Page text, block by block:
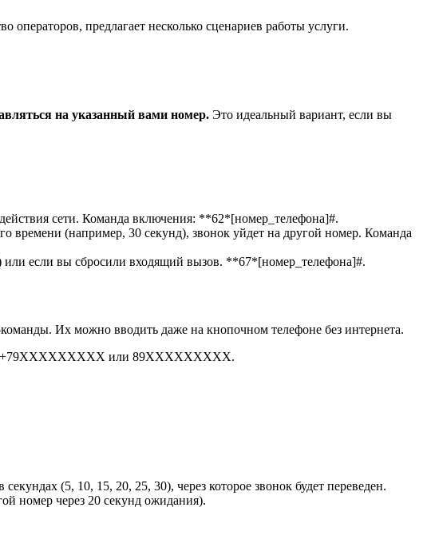
предлагает несколько сценариев работы услуги.
на указанный вами номер. Это идеальный вариант, если вы
сети. Команда включения: **62*[номер_телефона]#.
времени (например, 30 секунд), звонок уйдет на другой номер. Команда
или если вы сбросили входящий вызов. **67*[номер_телефона]#.
Их можно вводить даже на кнопочном телефоне без интернета.
+79XXXXXXXXX или 89XXXXXXXXX.
(5, 10, 15, 20, 25, 30), через которое звонок будет переведен.
номер через 20 секунд ожидания).